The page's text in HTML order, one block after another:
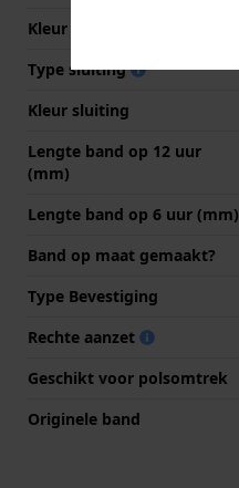
Kleur stiksel
Type sluiting
Kleur sluiting
Lengte band op 12 uur
(mm)
Lengte band op 6 uur (mm)
Band op maat gemaakt?
Type Bevestiging
Rechte aanzet
Geschikt voor polsomtrek
Originele band